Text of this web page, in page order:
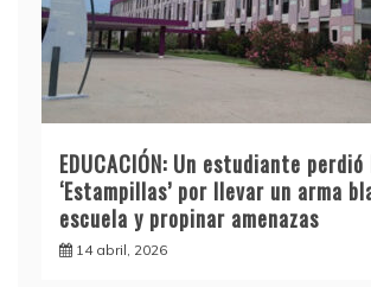
EDUCACIÓN: Un estudiante
‘Estampillas’ por llevar un arma
escuela y propinar amenazas
14 abril, 2026